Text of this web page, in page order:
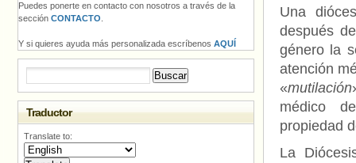
Una
después
género la
atención
«mutilación
médico
propiedad
La
Puedes ponerte en contacto con nosotros a través de la
sección CONTACTO
Y si quieres ayuda más personalizada escríbenos AQUÍ
Traductor
Translate to: